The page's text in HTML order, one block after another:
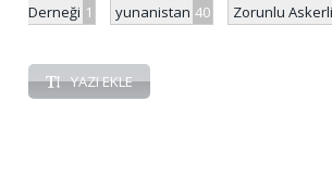
Derneği 1 yunanistan 40 Zorunlu
YAZI EKLE